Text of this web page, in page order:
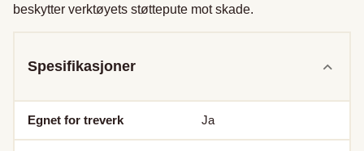
beskytter verktøyets støttepute mot skade.
Spesifikasjoner
Egnet for treverk Ja